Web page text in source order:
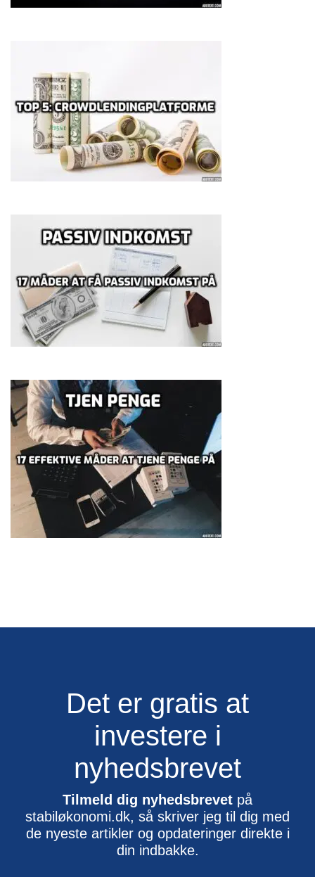
Det er gratis at
investere i
nyhedsbrevet
Tilmeld dig nyhedsbrevet på
stabiløkonomi.dk, så skriver jeg til dig med
de nyeste artikler og opdateringer direkte i
din indbakke.